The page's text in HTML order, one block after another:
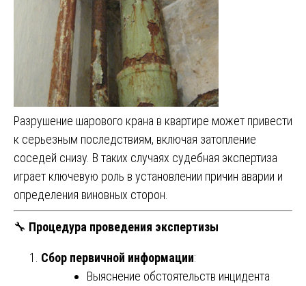
Разрушение шарового крана в квартире может привести
к серьезным последствиям, включая затопление
соседей снизу. В таких случаях судебная экспертиза
играет ключевую роль в установлении причин аварии и
определения виновных сторон.
🔧 Процедура проведения экспертизы
Сбор первичной информации:
Выяснение обстоятельств инцидента